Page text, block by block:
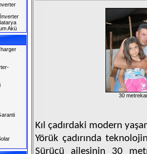
Akü
30
Kıl çadırdaki modern
Yörük çadırında
Sürücü ailesinin 30